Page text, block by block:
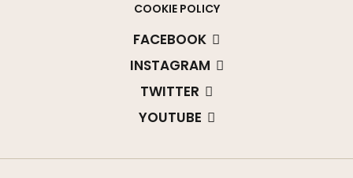
COOKIE POLICY
FACEBOOK
INSTAGRAM
TWITTER
YOUTUBE